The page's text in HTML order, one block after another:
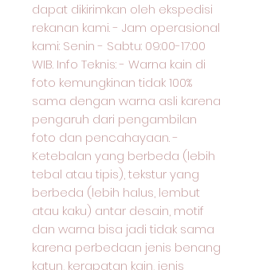
dapat dikirimkan oleh ekspedisi
rekanan kami. - Jam operasional
kami: Senin - Sabtu: 09:00-17:00
WIB. Info Teknis: - Warna kain di
foto kemungkinan tidak 100%
sama dengan warna asli karena
pengaruh dari pengambilan
foto dan pencahayaan. -
Ketebalan yang berbeda (lebih
tebal atau tipis), tekstur yang
berbeda (lebih halus, lembut
atau kaku) antar desain, motif
dan warna bisa jadi tidak sama
karena perbedaan jenis benang
katun, kerapatan kain, jenis